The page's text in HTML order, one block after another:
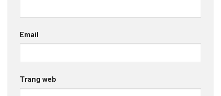
Email
Trang web